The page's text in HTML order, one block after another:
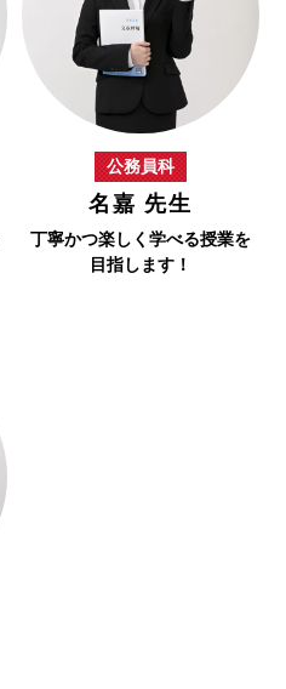
公務員科
名嘉 先生
丁寧かつ楽しく学べる授業を
目指します！